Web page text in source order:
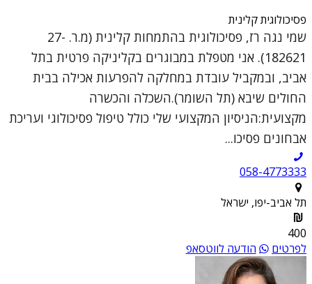
פסיכולוגית קלינית
שמי נגה רז, פסיכולוגית בהתמחות קלינית (מ.ר. 27-
182621). אני מטפלת במבוגרים בקליניקה פרטית בתל
אביב, ובמקביל עובדת במחלקה להפרעות אכילה בבית
החולים שיבא (תל השומר).השכלה והכשרה
מקצועית:הניסיון המקצועי שלי כולל טיפול פסיכולוגי ועריכת
אבחונים פסיכו...
058-4773333
תל אביב-יפו, ישראל
400
לפרטים
הודעה לווטסאפ